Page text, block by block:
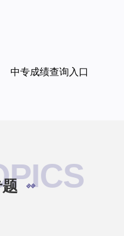
中专成绩查询入口